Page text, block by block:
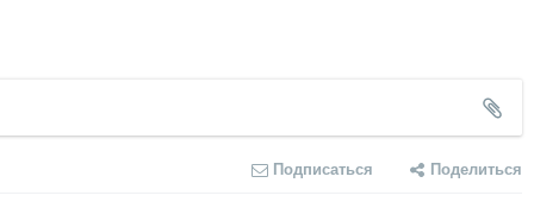
Подписаться Поделиться